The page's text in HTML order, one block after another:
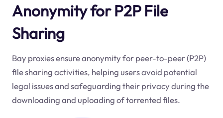
Anonymity for P2P File
Sharing
Bay proxies ensure anonymity for peer-to-peer (P2P)
file sharing activities, helping users avoid potential
legal issues and safeguarding their privacy during the
downloading and uploading of torrented files.